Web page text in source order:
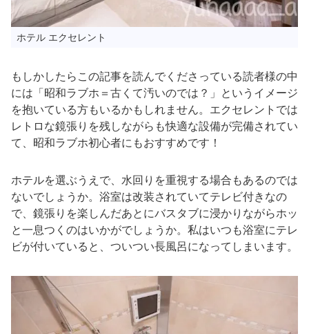
ホテル エクセレント
もしかしたらこの記事を読んでくださっている読者様の中
には「昭和ラブホ＝古くて汚いのでは？」というイメージ
を抱いている方もいるかもしれません。エクセレントでは
レトロな鏡張りを残しながらも快適な設備が完備されてい
て、昭和ラブホ初心者にもおすすめです！
ホテルを選ぶうえで、水回りを重視する場合もあるのでは
ないでしょうか。浴室は改装されていてテレビ付きなの
で、鏡張りを楽しんだあとにバスタブに浸かりながらホッ
と一息つくのはいかがでしょうか。私はいつも浴室にテレ
ビが付いていると、ついつい長風呂になってしまいます。